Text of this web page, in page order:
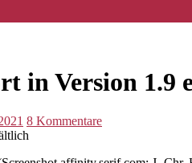
in Version 1.9
8 Kommentare